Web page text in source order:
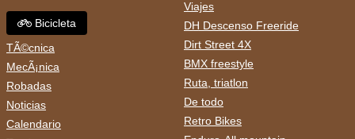
Bicicleta
TÃ©cnica
MecÃ¡nica
Robadas
Noticias
Calendario
Viajes
DH Descenso Freeride
Dirt Street 4X
BMX freestyle
Ruta, triatlon
De todo
Retro Bikes